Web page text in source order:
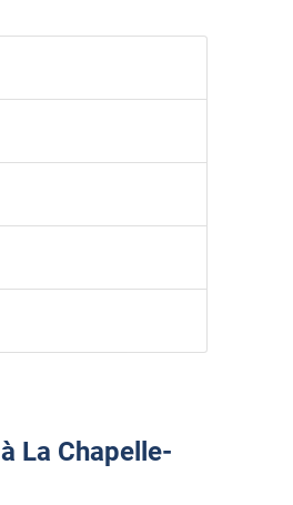
La Chapelle-